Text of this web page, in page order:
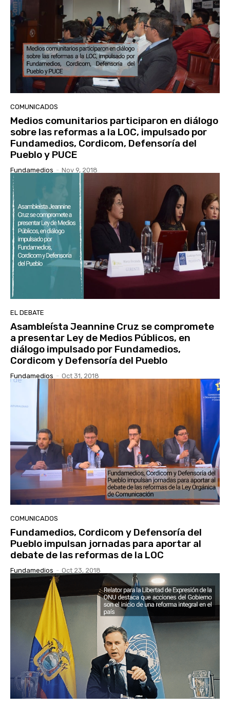
COMUNICADOS
Medios comunitarios participaron en diálogo
sobre las reformas a la LOC, impulsado por
Fundamedios, Cordicom, Defensoría del
Pueblo y PUCE
Fundamedios - Nov 9, 2018
EL DEBATE
Asambleísta Jeannine Cruz se compromete
a presentar Ley de Medios Públicos, en
diálogo impulsado por Fundamedios,
Cordicom y Defensoría del Pueblo
Fundamedios - Oct 31, 2018
COMUNICADOS
Fundamedios, Cordicom y Defensoría del
Pueblo impulsan jornadas para aportar al
debate de las reformas de la LOC
Fundamedios - Oct 23, 2018